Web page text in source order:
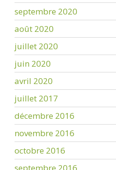
septembre 2020
août 2020
juillet 2020
juin 2020
avril 2020
juillet 2017
décembre 2016
novembre 2016
octobre 2016
septembre 2016